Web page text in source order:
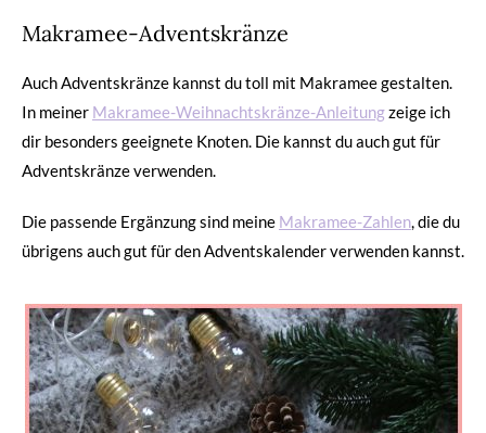
Makramee-Adventskränze
Auch Adventskränze kannst du toll mit Makramee gestalten.
In meiner Makramee-Weihnachtskränze-Anleitungzeige ich
dir besonders geeignete Knoten. Die kannst du auch gut für
Adventskränze verwenden.
Die passende Ergänzung sind meine Makramee-Zahlen, die du
übrigens auch gut für den Adventskalender verwenden kannst.